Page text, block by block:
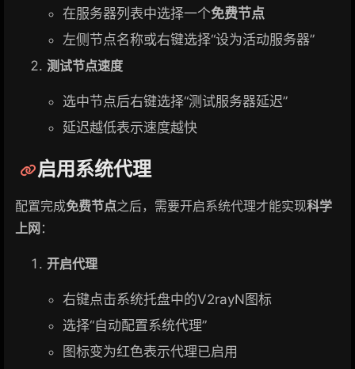
在服务器列表中选择一个免费节点
左侧节点名称或右键选择“设为活动服务器”
测试节点速度
选中节点后右键选择“测试服务器延迟”
延迟越低表示速度越快
启用系统代理
配置完成免费节点之后，需要开启系统代理才能实现科学
上网 ：
开启代理
右键点击系统托盘中的V2rayN图标
选择“自动配置系统代理”
图标变为红色表示代理已启用